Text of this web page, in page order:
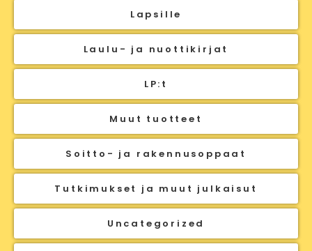
Lapsille
Laulu- ja nuottikirjat
LP:t
Muut tuotteet
Soitto- ja rakennusoppaat
Tutkimukset ja muut julkaisut
Uncategorized